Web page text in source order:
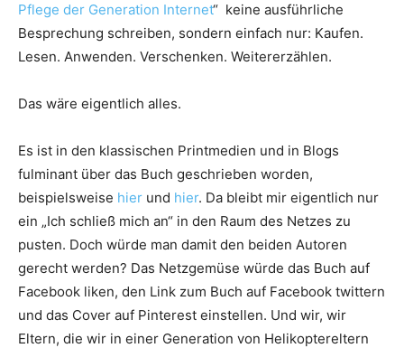
Pflege der Generation Internet“ keine ausführliche
Besprechung schreiben, sondern einfach nur: Kaufen.
Lesen. Anwenden. Verschenken. Weitererzählen.
Das wäre eigentlich alles.
Es ist in den klassischen Printmedien und in Blogs
fulminant über das Buch geschrieben worden,
beispielsweise hier und hier. Da bleibt mir eigentlich nur
ein „Ich schließ mich an“ in den Raum des Netzes zu
pusten. Doch würde man damit den beiden Autoren
gerecht werden? Das Netzgemüse würde das Buch auf
Facebook liken, den Link zum Buch auf Facebook twittern
und das Cover auf Pinterest einstellen. Und wir, wir
Eltern, die wir in einer Generation von Helikoptereltern